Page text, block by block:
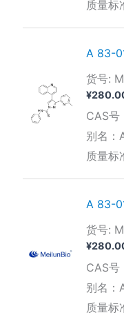
质量标
A 83-
货号:
¥
CAS
别名：
质量标
A 83-
货号:
¥
CAS
别名
质量标